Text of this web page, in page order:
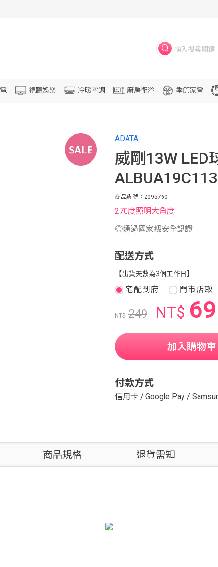
視聽娛樂 冷暖空調 廚房衛浴 季節家電
ADATA
威剛13W LED
商品貨號：2095760
270度照明大角度
◎通過國家級安全認證
配送方式
【出貨天數為3個工作日】
宅配到府 門市店取
NT$249 NT$ 69
加入購物車
付款方式
信用卡 / Google Pay /
商品規格 退貨需知